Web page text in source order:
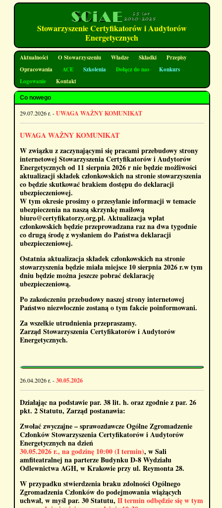
Stowarzyszenie Certyfikatorów i Audytorów
Energetycznych
Aktualności O Stowarzyszeniu Władze Składki
Przepisy
Opracowania
ACE Szkolenia Dołącz do nas
Konkurs
Logowanie
Kontakt
Co nowego
29.07.2026 r. -UWAGA WAŻNY KOMUNIKAT
UWAGA WAŻNY KOMUNIKAT
W związku z zaczynającymi się pracami przebudowy strony
internetowej Stowarzyszenia Certyfikatorów i Audytorów
Energetycznych od 11 sierpnia 2026 r nie będzie możliwości
aktualizacji składek członkowskich na stronie stowarzyszenia
co będzie skutkować brakiem dostępu do deklaracji
ubezpieczeniowej.
W tym okresie prosimy o przesyłanie informacji w temacie
ubezpieczenia na naszą skrzynkę mailową
biuro@certyfikatorzy.org.pl. Aktualizacja wpłat
członkowskich będzie przeprowadzana raz na dwa tygodnie
co drugą środę z wysłaniem do Państwa deklaracji
ubezpieczeniowej.
Ostatnia aktualizacja składek członkowskich na stronie
stowarzyszenia będzie miała miejsce 10 sierpnia 2026 r.w tym
dniu będzie można jeszcze pobrać deklarację
ubezpieczeniową.
Po zakończeniu przebudowy naszej strony internetowej
Państwo niezwłocznie zostaną o tym fakcie poinformowani.
Za wszelkie utrudnienia przepraszamy.
Zarząd Stowarzyszenia Certyfikatorów i Audytorów
Energetycznych.
26.04.2026 r. -30.05.2026
Działając na podstawie par. 38 lit. h. oraz zgodnie z par. 26
pkt. 2 Statutu, Zarząd postanawia:
Zwołać zwyczajne – sprawozdawcze Ogólne Zgromadzenie
Członków Stowarzyszenia Certyfikatorów i Audytorów
Energetycznych na dzień
30.05.2026 r., na godzinę 10:00 (I termin), w Sali
amfiteatralnej na parterze Budynku D-8 Wydziału
Odlewnictwa AGH, w Krakowie przy ul. Reymonta 28.
W przypadku stwierdzenia braku zdolności Ogólnego
Zgromadzenia Członków do podejmowania wiążących
uchwał, w myśl par. 30 Statutu, II termin odbędzie się w tym